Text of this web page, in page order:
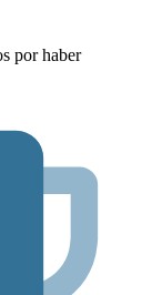
por haber